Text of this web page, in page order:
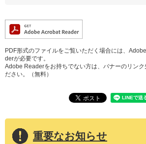
PDF形式のファイルをご覧いただく場合には、
derが必要です。
Adobe Readerをお持ちでない方は、バナーのリンク
ださい。（無料）
重要なお知らせ